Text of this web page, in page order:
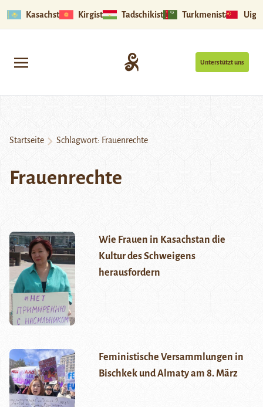
Kasachstan Kirgistan Tadschikistan Turkmenistan
Unterstützt uns
Startseite Schlagwort: Frauenrechte
Frauenrechte
Wie Frauen in Kasachstan die
Kultur des Schweigens
herausfordern
Feministische Versammlungen in
Bischkek und Almaty am 8. März